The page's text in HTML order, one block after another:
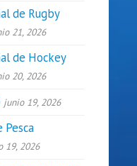
de Rugby
21, 2026
de Hockey
20, 2026
junio 19, 2026
Pesca
19, 2026